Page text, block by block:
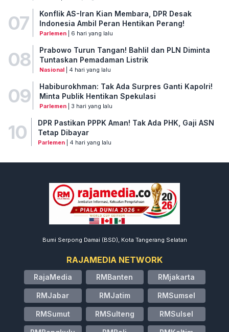
07
Konflik AS-Iran Kian Membara, DPR Desak
Indonesia Ambil Peran Hentikan Perang!
Parlemen| 6 hari yang lalu
08
Prabowo Turun Tangan! Bahlil dan PLN Diminta
Tuntaskan Pemadaman Listrik
Nasional| 4 hari yang lalu
09
Habiburokhman: Tak Ada Surpres Ganti Kapolri!
Minta Publik Hentikan Spekulasi
Parlemen| 3 hari yang lalu
10
DPR Pastikan PPPK Aman! Tak Ada PHK, Gaji ASN
Tetap Dibayar
Parlemen| 4 hari yang lalu
Bumi Serpong Damai (BSD), Kota Tangerang Selatan
RAJAMEDIA NETWORK
RajaMedia RMBanten RMjakarta
RMJabar RMJatim RMSumsel
RMSumut RMSulteng RMSulsel